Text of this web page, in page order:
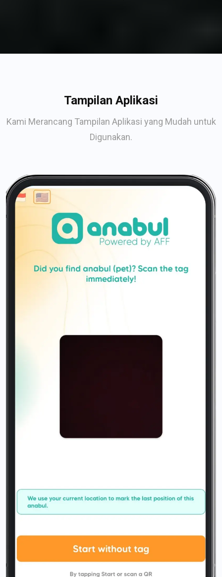
Tampilan Aplikasi
Kami Merancang Tampilan Aplikasi yang Mudah untuk
Digunakan.